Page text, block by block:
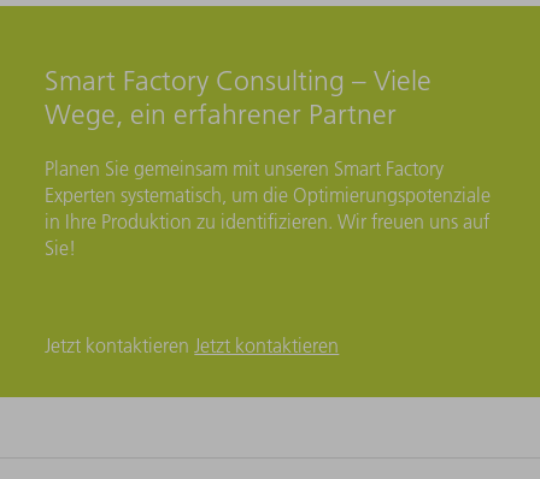
Smart Factory Consulting – Viele
Wege, ein erfahrener Partner
Planen Sie gemeinsam mit unseren Smart Factory
Experten systematisch, um die Optimierungspotenziale
in Ihre Produktion zu identifizieren. Wir freuen uns auf
Sie!
Jetzt kontaktierenJetzt kontaktieren